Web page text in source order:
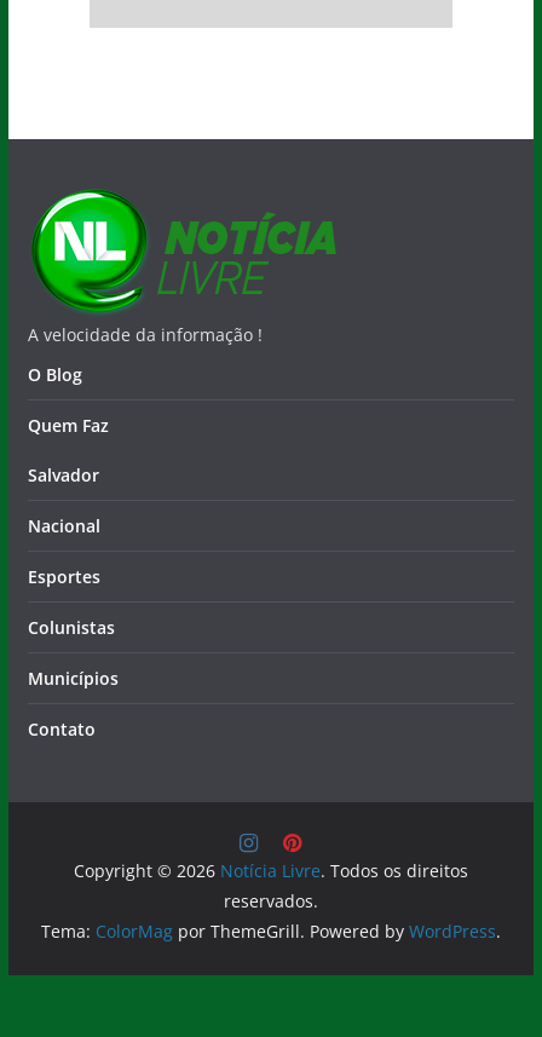
A velocidade da informação !
O Blog
Quem Faz
Salvador
Nacional
Esportes
Colunistas
Municípios
Contato
Copyright © 2026 Notícia Livre. Todos os direitos
reservados.
Tema: ColorMagpor ThemeGrill. Powered by WordPress.